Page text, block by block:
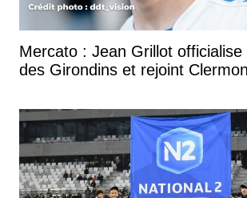
Mercato : Jean Grillot
des Girondins et rejoint